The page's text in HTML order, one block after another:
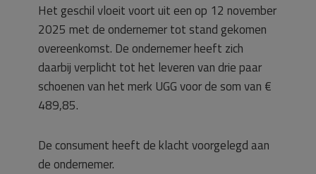
Het geschil vloeit voort uit een op 12 november
2025 met de ondernemer tot stand gekomen
overeenkomst. De ondernemer heeft zich
daarbij verplicht tot het leveren van drie paar
schoenen van het merk UGG voor de som van €
489,85.
De consument heeft de klacht voorgelegd aan
de ondernemer.